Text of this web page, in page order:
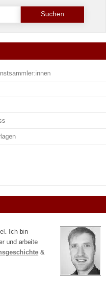
Ich bin
und arbeite
&